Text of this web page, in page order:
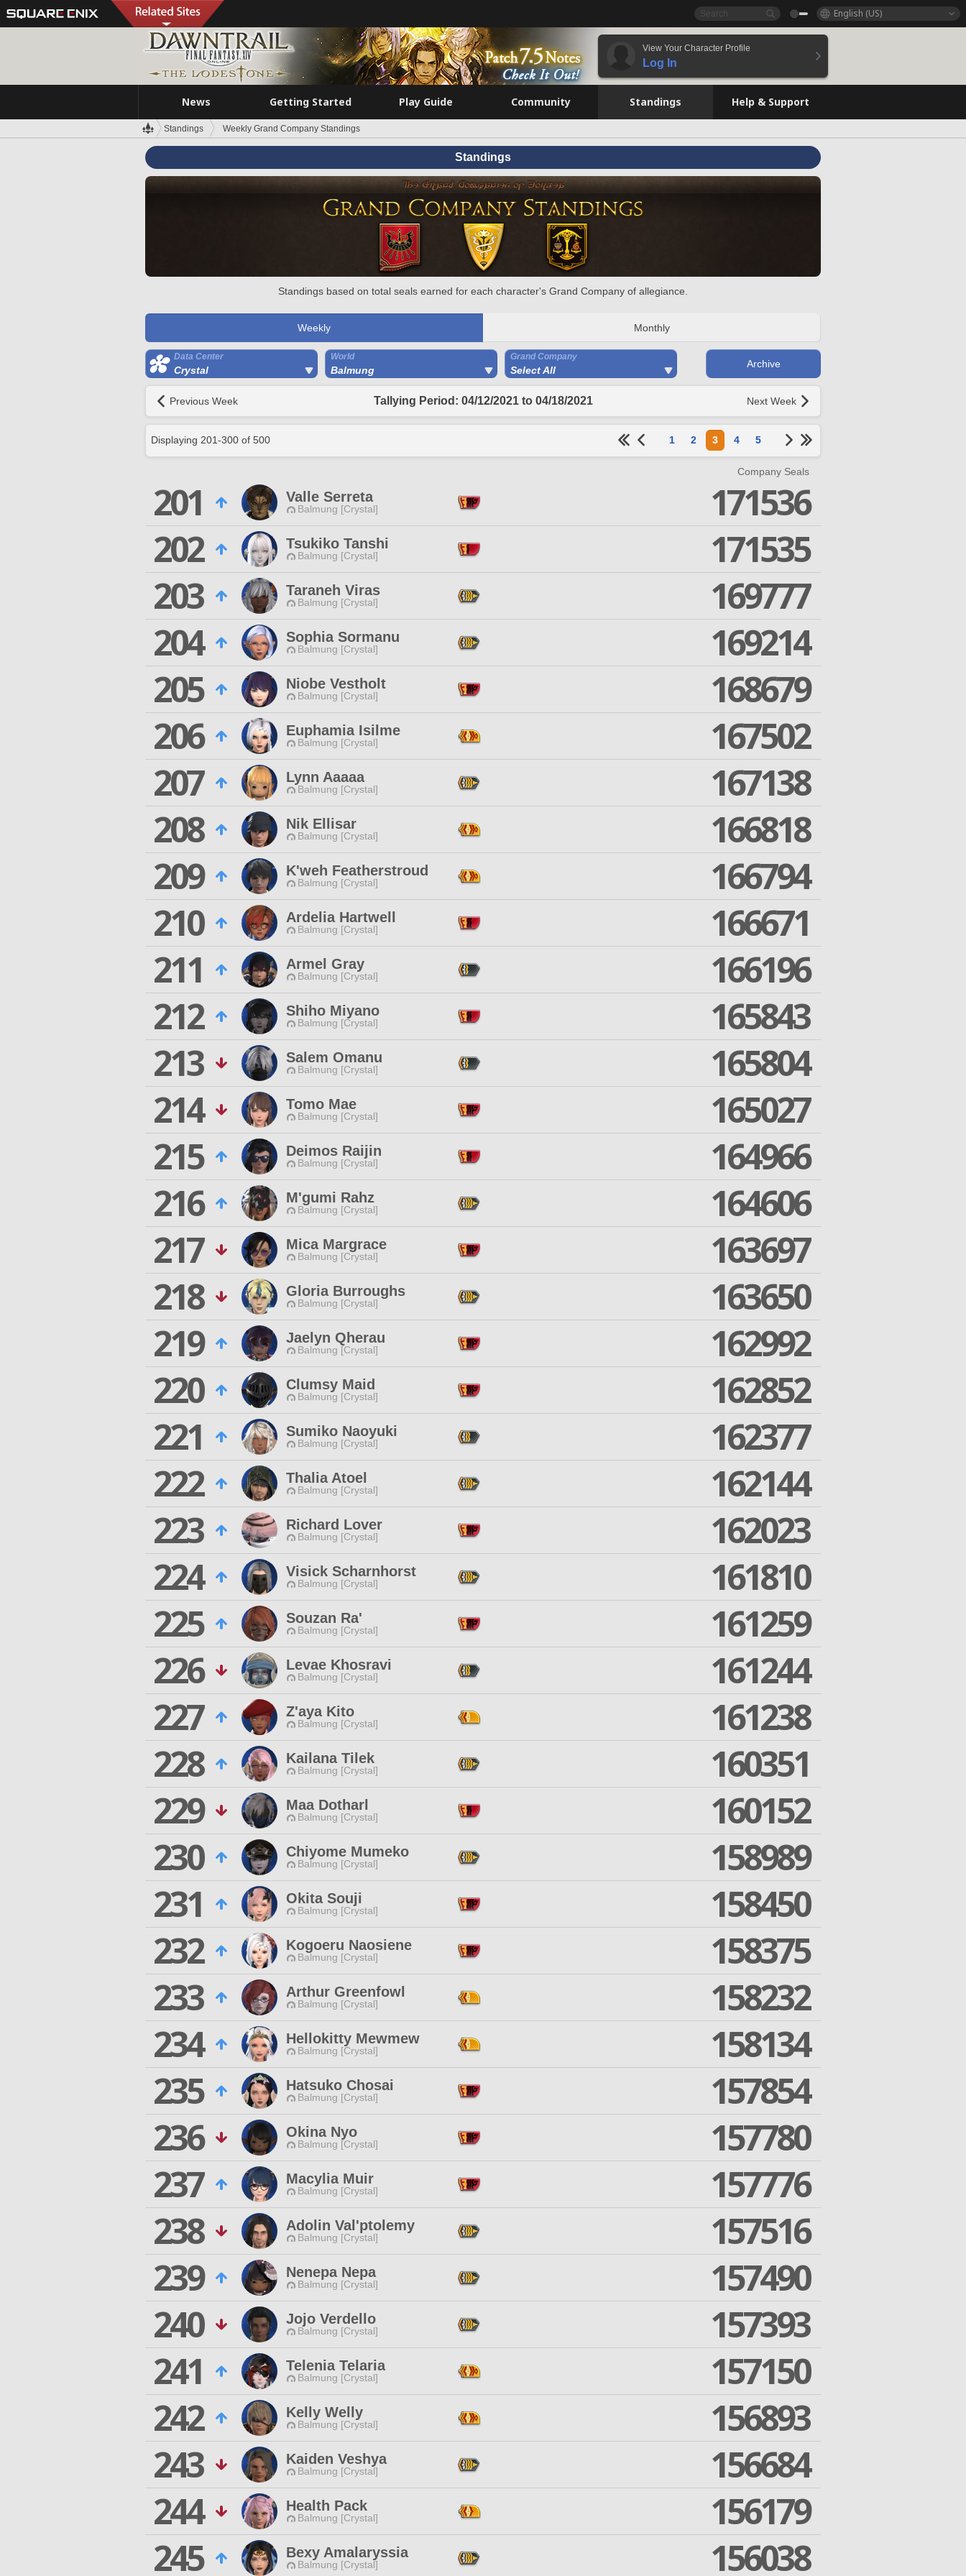
English (US)
View Your Character Profile
Log In
News Getting Started Play Guide Community Standings Help & Support
Standings Weekly Grand Company Standings
Standings
Standings based on total seals earned for each character's Grand Company of allegiance.
Weekly Monthly
Data Center
Crystal
World
Balmung
Grand Company
Select All
Archive
Previous Week Tallying Period: 04/12/2021 to 04/18/2021 Next Week
Displaying 201-300 of 500 1 2 3 4 5
Company Seals
201 Valle Serreta
Balmung [Crystal]
171536
202
Tsukiko Tanshi
Balmung [Crystal]
171535
203
Taraneh Viras
Balmung [Crystal]
169777
204
Sophia Sormanu
Balmung [Crystal]
169214
205
Niobe Vestholt
Balmung [Crystal]
168679
206
Euphamia Isilme
Balmung [Crystal]
167502
207
Lynn Aaaaa
Balmung [Crystal]
167138
208
Nik Ellisar
Balmung [Crystal]
166818
209
K'weh Featherstroud
Balmung [Crystal]
166794
210
Ardelia Hartwell
Balmung [Crystal]
166671
211
Armel Gray
Balmung [Crystal]
166196
212
Shiho Miyano
Balmung [Crystal]
165843
213
Salem Omanu
Balmung [Crystal]
165804
214
Tomo Mae
Balmung [Crystal]
165027
215
Deimos Raijin
Balmung [Crystal]
164966
216
M'gumi Rahz
Balmung [Crystal]
164606
217
Mica Margrace
Balmung [Crystal]
163697
218
Gloria Burroughs
Balmung [Crystal]
163650
219
Jaelyn Qherau
Balmung [Crystal]
162992
220
Clumsy Maid
Balmung [Crystal]
162852
221
Sumiko Naoyuki
Balmung [Crystal]
162377
222
Thalia Atoel
Balmung [Crystal]
162144
223
Richard Lover
Balmung [Crystal]
162023
224
Visick Scharnhorst
Balmung [Crystal]
161810
225
Souzan Ra'
Balmung [Crystal]
161259
226
Levae Khosravi
Balmung [Crystal]
161244
227
Z'aya Kito
Balmung [Crystal]
161238
228
Kailana Tilek
Balmung [Crystal]
160351
229
Maa Dotharl
Balmung [Crystal]
160152
230
Chiyome Mumeko
Balmung [Crystal]
158989
231
Okita Souji
Balmung [Crystal]
158450
232
Kogoeru Naosiene
Balmung [Crystal]
158375
233
Arthur Greenfowl
Balmung [Crystal]
158232
234
Hellokitty Mewmew
Balmung [Crystal]
158134
235
Hatsuko Chosai
Balmung [Crystal]
157854
236
Okina Nyo
Balmung [Crystal]
157780
237
Macylia Muir
Balmung [Crystal]
157776
238
Adolin Val'ptolemy
Balmung [Crystal]
157516
239
Nenepa Nepa
Balmung [Crystal]
157490
240
Jojo Verdello
Balmung [Crystal]
157393
241
Telenia Telaria
Balmung [Crystal]
157150
242
Kelly Welly
Balmung [Crystal]
156893
243
Kaiden Veshya
Balmung [Crystal]
156684
244
Health Pack
Balmung [Crystal]
156179
245
Bexy Amalaryssia
Balmung [Crystal] 156038